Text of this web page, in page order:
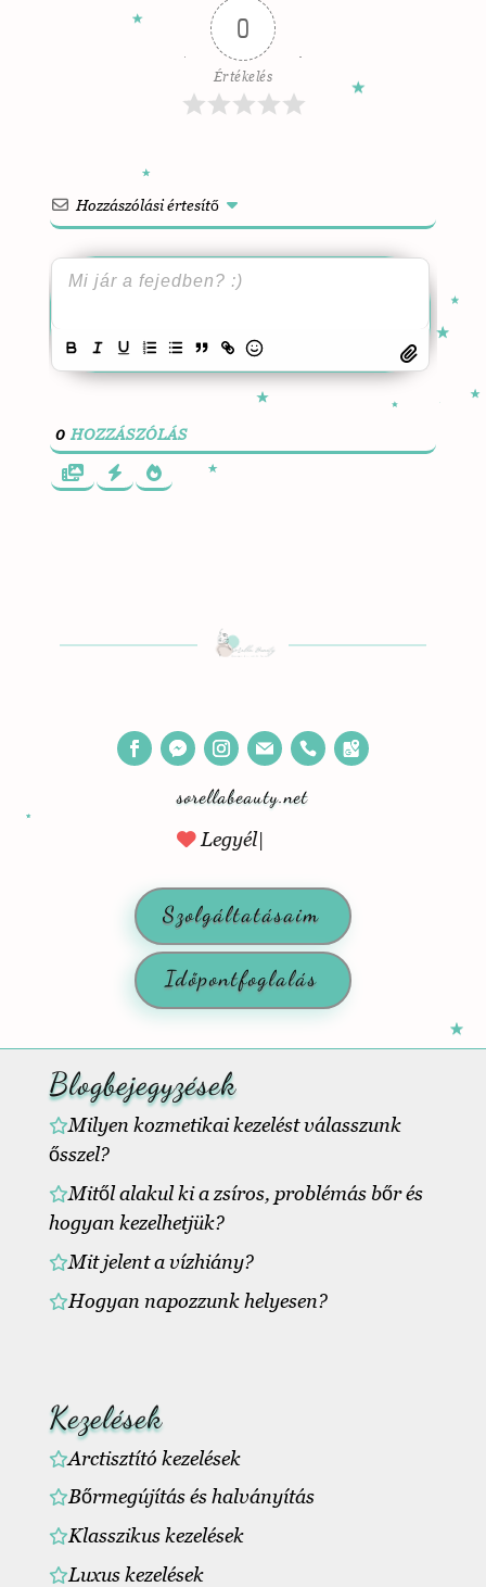
0
Értékelés
Hozzászólási értesítő
0 HOZZÁSZÓLÁS
sorellabeauty.net
Legyélt
Szolgáltatásaim
Időpontfoglalás
Blogbejegyzések
Milyen kozmetikai kezelést válasszunk
ősszel?
Mitől alakul ki a zsíros, problémás bőr és
hogyan kezelhetjük?
Mit jelent a vízhiány?
Hogyan napozzunk helyesen?
Kezelések
Arctisztító kezelések
Bőrmegújítás és halványítás
Klasszikus kezelések
Luxus kezelések